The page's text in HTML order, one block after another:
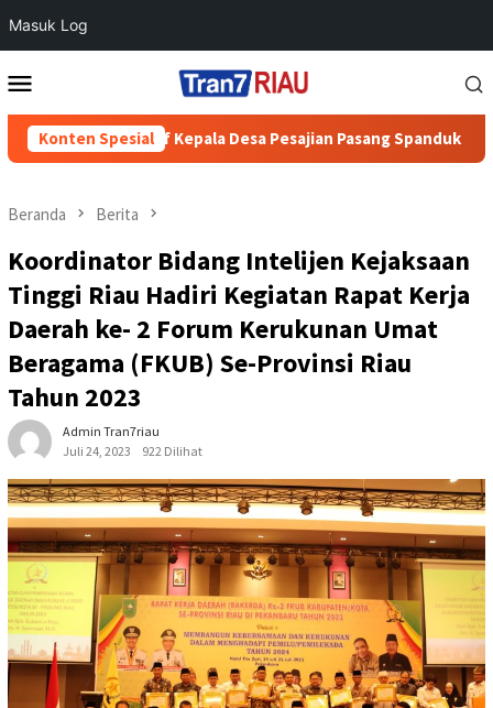
Masuk Log
ke
Mobile
Konten Spesial
Kepala Desa Pesajian Pasang Spanduk Himbauan
Beranda Berita
Koordinator Bidang Intelijen Kejaksaan
Tinggi Riau Hadiri Kegiatan Rapat Kerja
Daerah ke- 2 Forum Kerukunan Umat
Beragama (FKUB) Se-Provinsi Riau
Tahun 2023
Admin Tran7riau
Juli 24, 2023
922 Dilihat